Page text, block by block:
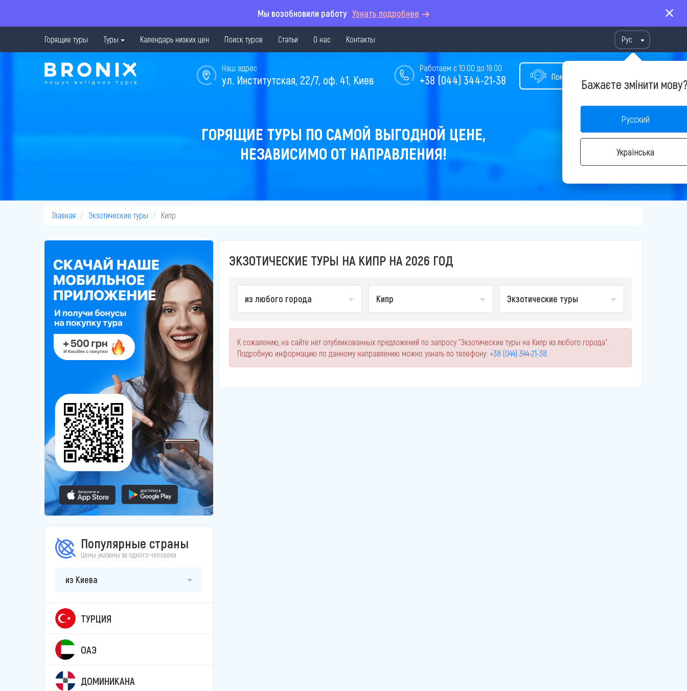
Мы возобновили работу Узнать подробнее
Горящие туры Туры Календарь низких цен Поиск туров Статьи О нас Контакты Рус
Бажаєте змінити
Русский
Українська
Помощь в подборе тура
Работаем с 10:00 до 19:00
+38 (044) 344-21-38
Наш адрес
ул. Институтская, 22/7, оф. 41, Киев
ГОРЯЩИЕ ТУРЫ ПО САМОЙ ВЫГОДНОЙ ЦЕНЕ,
НЕЗАВИСИМО ОТ НАПРАВЛЕНИЯ!
Главная Экзотические туры Кипр
Популярные страны
Цены указаны за одного человека
из Киева
ТУРЦИЯ
ОАЭ
ДОМИНИКАНА
ЭКЗОТИЧЕСКИЕ ТУРЫ НА КИПР НА 2026 ГОД
из любого города Кипр Экзотические туры
К сожалению, на сайте нет опубликованных предложений по запросу "Экзотические туры на Кипр из любого города".
Подробную информацию по данному направлению можно узнать по телефону: +38 (044) 344-21-38